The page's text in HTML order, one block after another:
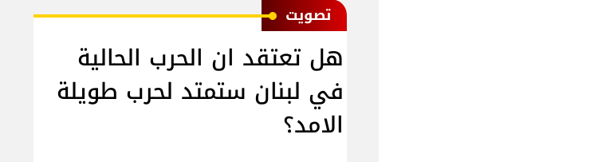
ﺗﺼﻮﻳﺖ
هل تعتقد ان الحرب الحالية
في لبنان ستمتد لحرب طويلة
الامد؟